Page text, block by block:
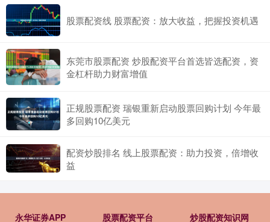
股票配资线 股票配资：放大收益，把握投资机遇
东莞市股票配资 炒股配资平台首选皆选配资，资
金杠杆助力财富增值
正规股票配资 瑞银重新启动股票回购计划 今年最
多回购10亿美元
配资炒股排名 线上股票配资：助力投资，倍增收
益
永华证券APP 股票配资平台 炒股配资知识网